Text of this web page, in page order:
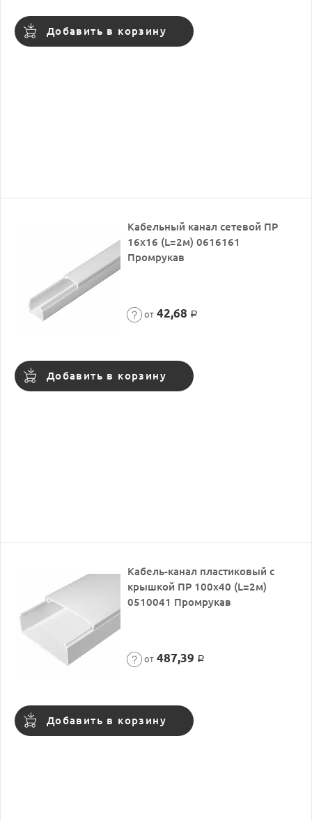
Добавить в корзину
Кабельный канал сетевой ПР
16х16 (L=2м) 0616161
Промрукав
от 42,68 Р
Добавить в корзину
Кабель-канал пластиковый с
крышкой ПР 100х40 (L=2м)
0510041 Промрукав
от 487,39 Р
Добавить в корзину